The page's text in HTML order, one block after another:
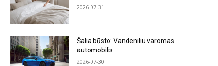
2026-07-31
Šalia būsto: Vandeniliu varomas
automobilis
2026-07-30